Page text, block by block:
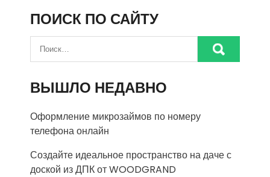
ПОИСК ПО САЙТУ
ВЫШЛО НЕДАВНО
Оформление микрозаймов по номеру
телефона онлайн
Создайте идеальное пространство на даче с
доской из ДПК от WOODGRAND